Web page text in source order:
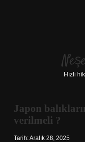
Hızlı
Japon
verilmeli ?
Tarih: Aralık 28, 2025